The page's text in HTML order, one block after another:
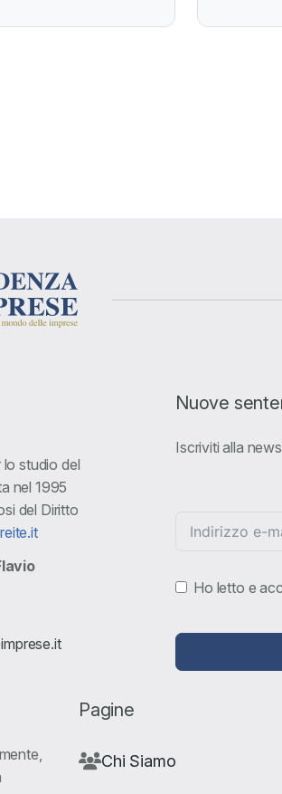
lo studio del
nel 1995
del Diritto
Nuove
Iscriviti alla
Ho letto e
Pagine
Chi Siamo